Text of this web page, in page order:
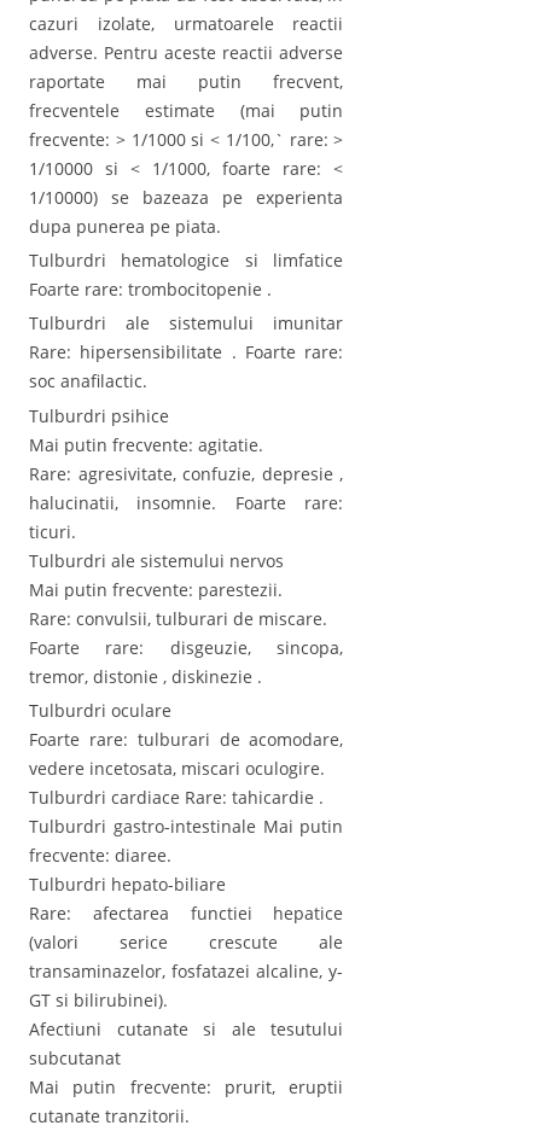
cazuri izolate, urmatoarele reactii
adverse. Pentru aceste reactii adverse
raportate mai putin frecvent,
frecventele estimate (mai putin
frecvente: > 1/1000 si < 1/100,` rare: >
1/10000 si < 1/1000, foarte rare: <
1/10000) se bazeaza pe experienta
dupa punerea pe piata.
Tulburdri hematologice si limfatice
Foarte rare: trombocitopenie .
Tulburdri ale sistemului imunitar
Rare: hipersensibilitate . Foarte rare:
soc anafilactic.
Tulburdri psihice
Mai putin frecvente: agitatie.
Rare: agresivitate, confuzie, depresie ,
halucinatii, insomnie. Foarte rare:
ticuri.
Tulburdri ale sistemului nervos
Mai putin frecvente: parestezii.
Rare: convulsii, tulburari de miscare.
Foarte rare: disgeuzie, sincopa,
tremor, distonie , diskinezie .
Tulburdri oculare
Foarte rare: tulburari de acomodare,
vedere incetosata, miscari oculogire.
Tulburdri cardiace Rare: tahicardie .
Tulburdri gastro-intestinale Mai putin
frecvente: diaree.
Tulburdri hepato-biliare
Rare: afectarea functiei hepatice
(valori serice crescute ale
transaminazelor, fosfatazei alcaline, y-
GT si bilirubinei).
Afectiuni cutanate si ale tesutului
subcutanat
Mai putin frecvente: prurit, eruptii
cutanate tranzitorii.